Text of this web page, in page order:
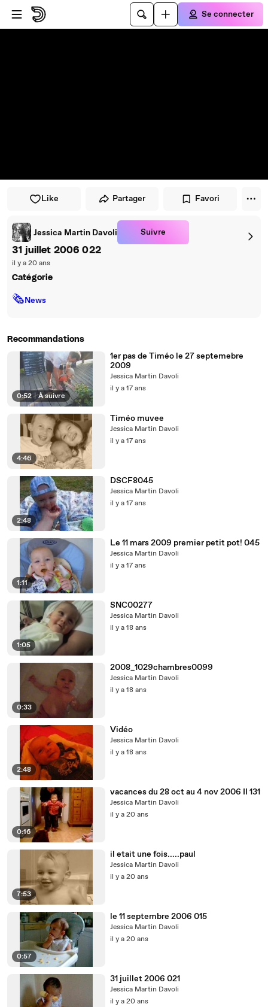
Passer au player
Passer au contenu principal
Se connecter
Like Partager Favori
Jessica Martin Davoli Suivre
31 juillet 2006 022
il y a 20 ans
Catégorie
🗞News
Recommandations
0:52 | À suivre
1er pas de Timéo le 27 septemebre
2009
Jessica Martin Davoli
il y a 17 ans
4:46
Timéo muvee
Jessica Martin Davoli
il y a 17 ans
2:48
DSCF8045
Jessica Martin Davoli
il y a 17 ans
1:11
Le 11 mars 2009 premier petit pot! 045
Jessica Martin Davoli
il y a 17 ans
1:05
SNC00277
Jessica Martin Davoli
il y a 18 ans
0:33
2008_1029chambres0099
Jessica Martin Davoli
il y a 18 ans
2:48
Vidéo
Jessica Martin Davoli
il y a 18 ans
0:16
vacances du 28 oct au 4 nov 2006 II 131
Jessica Martin Davoli
il y a 20 ans
7:53
il etait une fois.....paul
Jessica Martin Davoli
il y a 20 ans
0:57
le 11 septembre 2006 015
Jessica Martin Davoli
il y a 20 ans
31 juillet 2006 021
Jessica Martin Davoli
il y a 20 ans